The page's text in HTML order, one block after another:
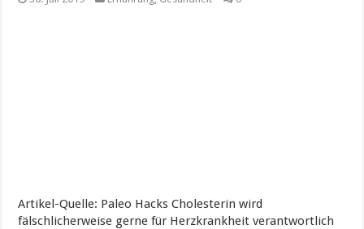
Artikel-Quelle: Paleo Hacks Cholesterin wird
fälschlicherweise gerne für Herzkrankheit verantwortlich